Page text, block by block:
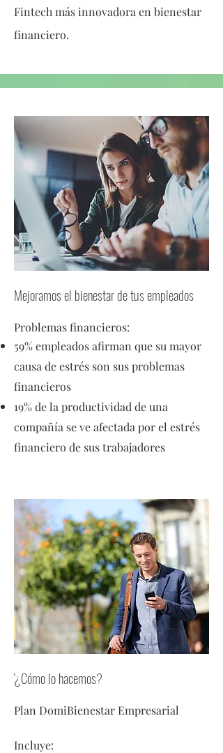
Fintech más innovadora en bienestar
financiero.
Mejoramos el bienestar de tus empleados
Problemas financieros:
59% empleados afirman que su mayor
causa de estrés son sus problemas
financieros
19% de la productividad de una
compañía se ve afectada por el estrés
financiero de sus trabajadores
'¿Cómo lo hacemos?
Plan DomiBienestar Empresarial
Incluye: